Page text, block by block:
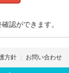
認ができます。
方針 お問い合わせ